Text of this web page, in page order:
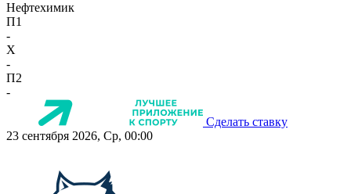
Нефтехимик
П1
-
X
-
П2
-
Сделать ставку
23 сентября 2026, Ср, 00:00